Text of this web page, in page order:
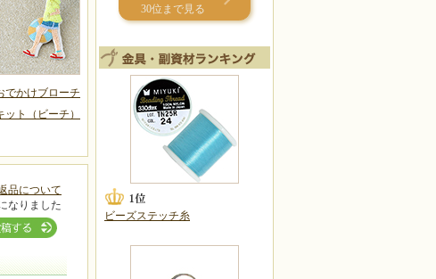
でかけブローチ
ット（ビーチ）
品について
なりました
30位まで見る
ビーズステッチ糸